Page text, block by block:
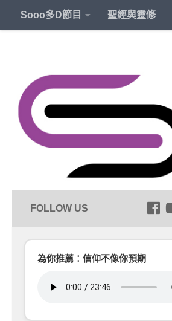
Sooo多D節目 聖經與靈修
為你推薦：信仰不像你預期